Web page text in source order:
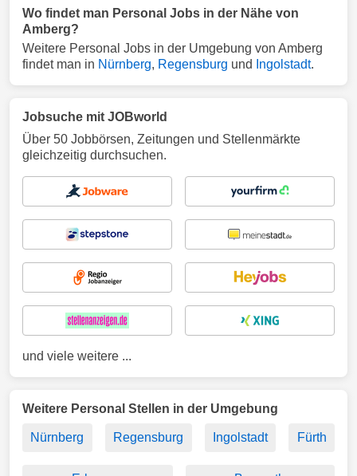
Wo findet man Personal Jobs in der Nähe von
Amberg?
Weitere Personal Jobs in der Umgebung von Amberg
findet man in Nürnberg, Regensburg und Ingolstadt.
Jobsuche mit JOBworld
Über 50 Jobbörsen, Zeitungen und Stellenmärkte
gleichzeitig durchsuchen.
und viele weitere ...
Weitere Personal Stellen in der Umgebung
Nürnberg Regensburg Ingolstadt Fürth